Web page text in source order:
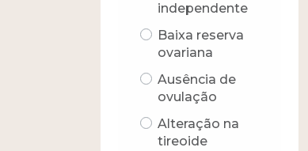
independente
Baixa reserva
ovariana
Ausência de
ovulação
Alteração na
tireoide